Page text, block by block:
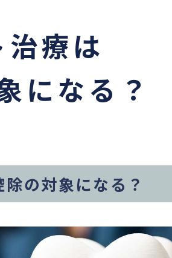
療は
になる？
の対象になる？